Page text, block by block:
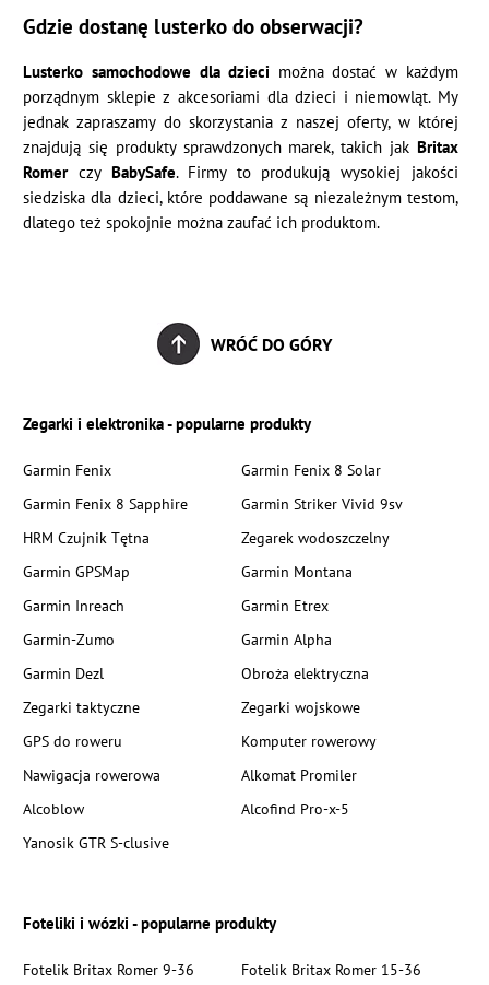
Gdzie dostanę lusterko do obserwacji?
Lusterko samochodowe dla dzieci można dostać w każdym
porządnym sklepie z akcesoriami dla dzieci i niemowląt. My
jednak zapraszamy do skorzystania z naszej oferty, w której
znajdują się produkty sprawdzonych marek, takich jak Britax
Romerczy BabySafe. Firmy to produkują wysokiej jakości
siedziska dla dzieci, które poddawane są niezależnym testom,
dlatego też spokojnie można zaufać ich produktom.
WRÓĆ DO GÓRY
Zegarki i elektronika - popularne produkty
Garmin Fenix
Garmin Fenix 8 Solar
Garmin Fenix 8 Sapphire
Garmin Striker Vivid 9sv
HRM Czujnik Tętna
Zegarek wodoszczelny
Garmin GPSMap
Garmin Montana
Garmin Inreach
Garmin Etrex
Garmin-Zumo
Garmin Alpha
Garmin Dezl
Obroża elektryczna
Zegarki taktyczne
Zegarki wojskowe
GPS do roweru
Komputer rowerowy
Nawigacja rowerowa
Alkomat Promiler
Alcoblow
Alcofind Pro-x-5
Yanosik GTR S-clusive
Foteliki i wózki - popularne produkty
Fotelik Britax Romer 9-36
Fotelik Britax Romer 15-36